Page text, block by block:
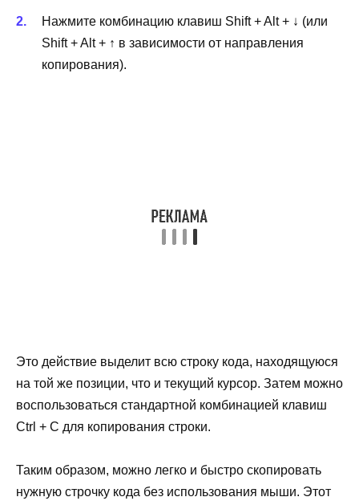
Нажмите комбинацию клавиш Shift + Alt + ↓ (или
Shift + Alt + ↑ в зависимости от направления
копирования).
Это действие выделит всю строку кода, находящуюся
на той же позиции, что и текущий курсор. Затем можно
воспользоваться стандартной комбинацией клавиш
Ctrl + C для копирования строки.
Таким образом, можно легко и быстро скопировать
нужную строчку кода без использования мыши. Этот